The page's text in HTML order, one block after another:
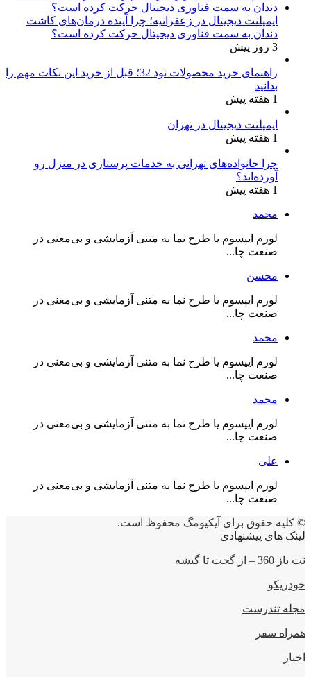
ایمپلنت دیجیتال در زعفرانیه؛ چرا آینده درمان‌های کاشت
دندان به سمت فناوری دیجیتال حرکت کرده است؟
3 روز پیش
راهنمای خرید محصولات نود 32؛ قبل از خرید این نکات مهم را
بدانید
1 هفته پیش
ایمپلنت دیجیتال در تهران
1 هفته پیش
چرا خانواده‌های تهرانی به خدمات پرستاری در منزل رو
آورده‌اند؟
1 هفته پیش
محمد
لورم ایپسوم یا طرح‌ نما به متنی آزمایشی و بی‌معنی در
صنعت چا...
محسن
لورم ایپسوم یا طرح‌ نما به متنی آزمایشی و بی‌معنی در
صنعت چا...
محمد
لورم ایپسوم یا طرح‌ نما به متنی آزمایشی و بی‌معنی در
صنعت چا...
محمد
لورم ایپسوم یا طرح‌ نما به متنی آزمایشی و بی‌معنی در
صنعت چا...
علی
لورم ایپسوم یا طرح‌ نما به متنی آزمایشی و بی‌معنی در
صنعت چا...
© کلیه حقوق برای آیکیومگ محفوظ است.
لینک های پیشنهادی
نت باز 360 – از گجت تا گیشه
خودریکو
مجله‌ تندرست
همراه سفر
اخبار